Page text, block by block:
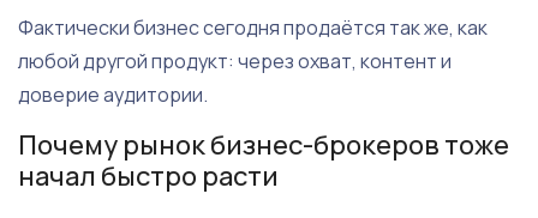
Фактически бизнес сегодня продаётся так же, как
любой другой продукт: через охват, контент и
доверие аудитории.
Почему рынок бизнес-брокеров тоже
начал быстро расти